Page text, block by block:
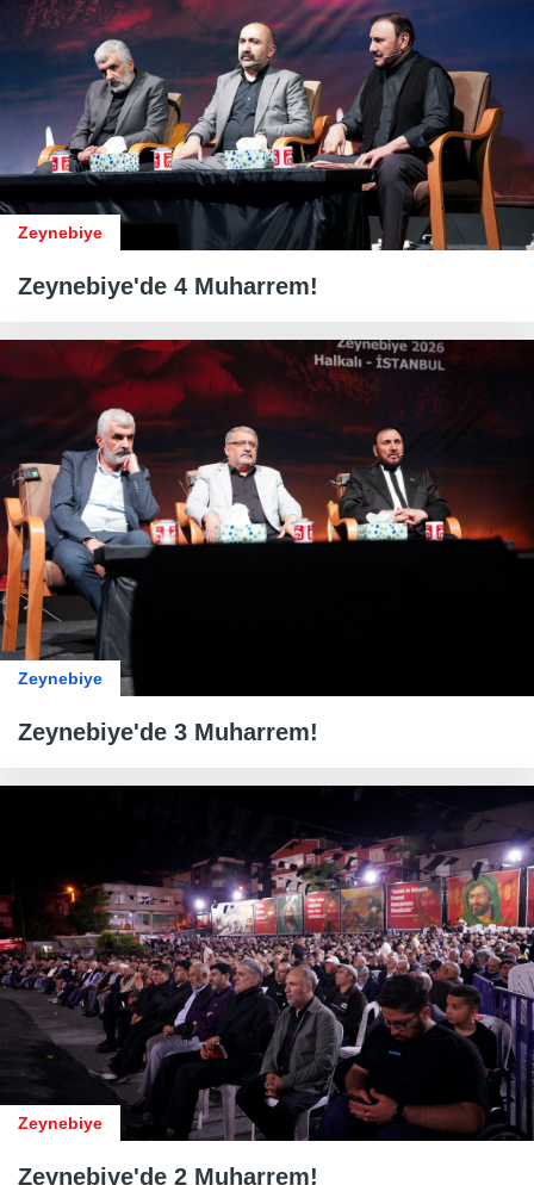
Zeynebiye
Zeynebiye'de 4 Muharrem!
Zeynebiye
Zeynebiye'de 3 Muharrem!
Zeynebiye
Zeynebiye'de 2 Muharrem!